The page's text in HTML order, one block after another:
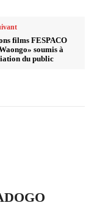
films FESPACO
soumis à
du public